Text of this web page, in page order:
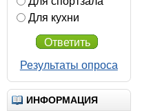
Для кухни
Ответить
Результаты опроса
ИНФОРМАЦИЯ